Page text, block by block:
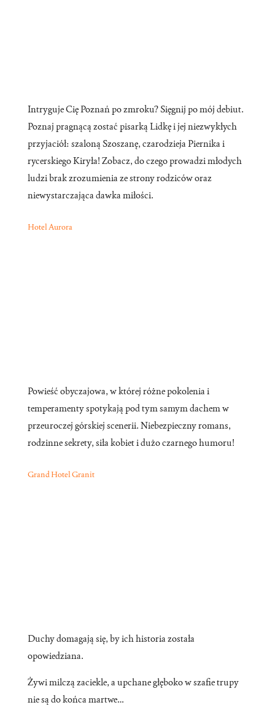
Intryguje Cię Poznań po zmroku? Sięgnij po mój debiut.
Poznaj pragnącą zostać pisarką Lidkę i jej niezwykłych
przyjaciół: szaloną Szoszanę, czarodzieja Piernika i
rycerskiego Kiryła! Zobacz, do czego prowadzi młodych
ludzi brak zrozumienia ze strony rodziców oraz
niewystarczająca dawka miłości.
Hotel Aurora
Powieść obyczajowa, w której różne pokolenia i
temperamenty spotykają pod tym samym dachem w
przeuroczej górskiej scenerii. Niebezpieczny romans,
rodzinne sekrety, siła kobiet i dużo czarnego humoru!
Grand Hotel Granit
Duchy domagają się, by ich historia została
opowiedziana.
Żywi milczą zaciekle, a upchane głęboko w szafie trupy
nie są do końca martwe…